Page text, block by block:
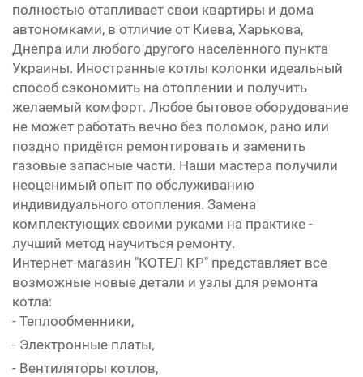
полностью отапливает свои квартиры и дома
автономками, в отличие от Киева, Харькова,
Днепра или любого другого населённого пункта
Украины. Иностранные котлы колонки идеальный
способ сэкономить на отоплении и получить
желаемый комфорт. Любое бытовое оборудование
не может работать вечно без поломок, рано или
поздно придётся ремонтировать и заменить
газовые запасные части. Наши мастера получили
неоценимый опыт по обслуживанию
индивидуального отопления. Замена
комплектующих своими руками на практике -
лучший метод научиться ремонту.
Интернет-магазин "КОТЕЛ КР" представляет все
возможные новые детали и узлы для ремонта
котла:
- Теплообменники,
- Электронные платы,
- Вентиляторы котлов,